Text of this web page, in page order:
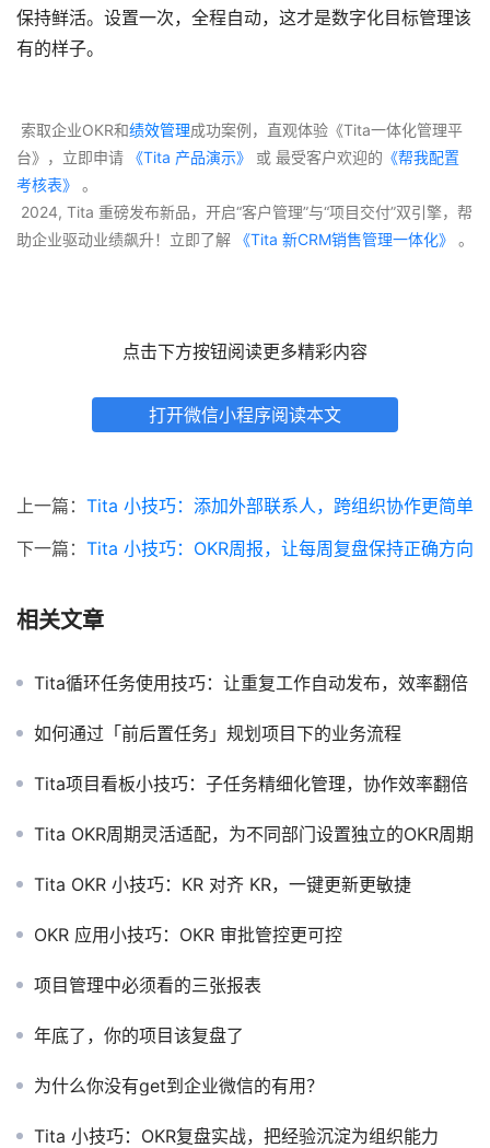
保持鲜活。设置一次，全程自动，这才是数字化目标管理该
有的样子。
索取企业OKR和绩效管理成功案例，直观体验《Tita一体化管理平
台》，立即申请 《Tita 产品演示》 或 最受客户欢迎的 《帮我配置
考核表》
。
助企业驱动业绩飙升！立即了解 《Tita 新CRM销售管理一体化》 。
点击下方按钮阅读更多精彩内容
打开微信小程序阅读本文
上一篇： Tita 小技巧：添加外部联系人，跨组织协作更简单
下一篇： Tita 小技巧：OKR周报，让每周复盘保持正确方向
相关文章
Tita循环任务使用技巧：让重复工作自动发布，效率翻倍
如何通过「前后置任务」规划项目下的业务流程
Tita项目看板小技巧：子任务精细化管理，协作效率翻倍
Tita OKR周期灵活适配，为不同部门设置独立的OKR周期
Tita OKR 小技巧：KR 对齐 KR，一键更新更敏捷
OKR 应用小技巧：OKR 审批管控更可控
项目管理中必须看的三张报表
年底了，你的项目该复盘了
为什么你没有get到企业微信的有用？
Tita 小技巧：OKR复盘实战，把经验沉淀为组织能力